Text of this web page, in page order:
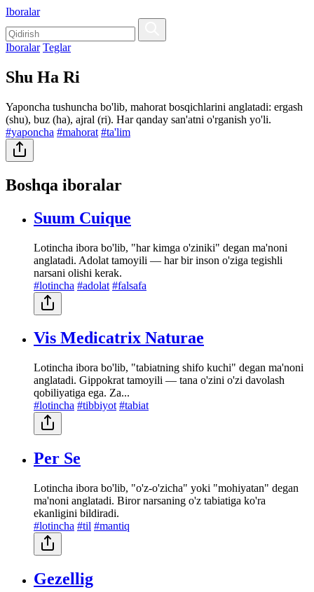
Iboralar
Iboralar Teglar
Shu Ha Ri
Yaponcha tushuncha bo'lib, mahorat bosqichlarini anglatadi: ergash
(shu), buz (ha), ajral (ri). Har qanday san'atni o'rganish yo'li.
#yaponcha #mahorat #ta'lim
Boshqa iboralar
Suum Cuique
Lotincha ibora bo'lib, "har kimga o'ziniki" degan ma'noni
anglatadi. Adolat tamoyili — har bir inson o'ziga tegishli
narsani olishi kerak.
#lotincha #adolat #falsafa
Vis Medicatrix Naturae
Lotincha ibora bo'lib, "tabiatning shifo kuchi" degan ma'noni
anglatadi. Gippokrat tamoyili — tana o'zini o'zi davolash
qobiliyatiga ega. Za...
#lotincha #tibbiyot #tabiat
Per Se
Lotincha ibora bo'lib, "o'z-o'zicha" yoki "mohiyatan" degan
ma'noni anglatadi. Biror narsaning o'z tabiatiga ko'ra
ekanligini bildiradi.
#lotincha #til #mantiq
Gezellig